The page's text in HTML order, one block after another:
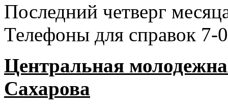
Последний четверг
Телефоны для справок 7-
Центральная
Сахарова